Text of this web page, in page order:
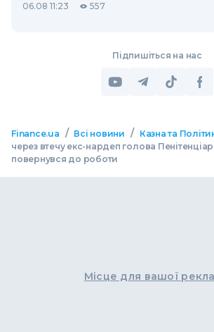
06.08 11:23 557
Підпишіться на нас
Finance.ua / Всі новини / Казна та
через втечу екс-нардеп голова
повернувся до роботи
Місце для вашої